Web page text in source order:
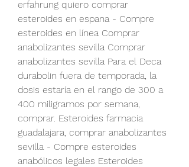
erfahrung quiero comprar
esteroides en espana - Compre
esteroides en línea Comprar
anabolizantes sevilla Comprar
anabolizantes sevilla Para el Deca
durabolin fuera de temporada, la
dosis estaría en el rango de 300 a
400 miligramos por semana,
comprar. Esteroides farmacia
guadalajara, comprar anabolizantes
sevilla - Compre esteroides
anabólicos legales Esteroides